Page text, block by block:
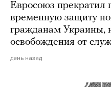
Евросоюз прекратил
временную защиту
гражданам
освобождения от
день назад